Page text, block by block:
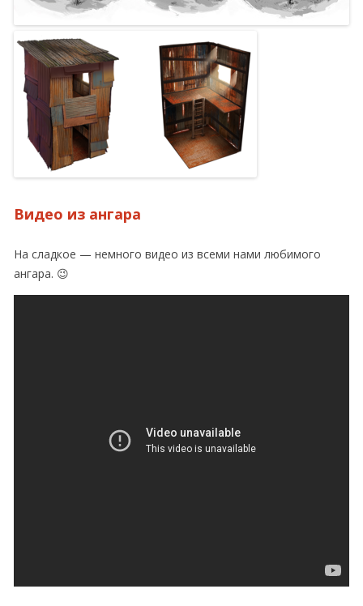
Видео из ангара
На сладкое — немного видео из всеми нами любимого
ангара. 😉